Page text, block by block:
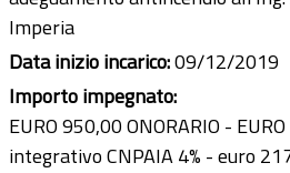
Imperia
Data inizio incarico:09/12/2019
Importo impegnato:
EURO 950,00 ONORARIO -
integrativo CNPAIA 4% - euro